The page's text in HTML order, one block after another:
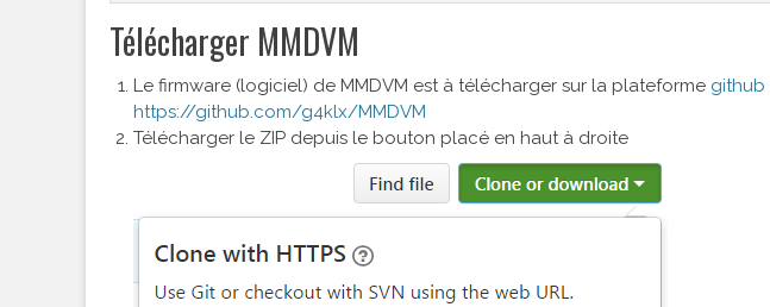
Télécharger MMDVM
Le firmware (logiciel) de MMDVM est à télécharger sur la plateforme github
https://github.com/g4klx/MMDVM
Télécharger le ZIP depuis le bouton placé en haut à droite